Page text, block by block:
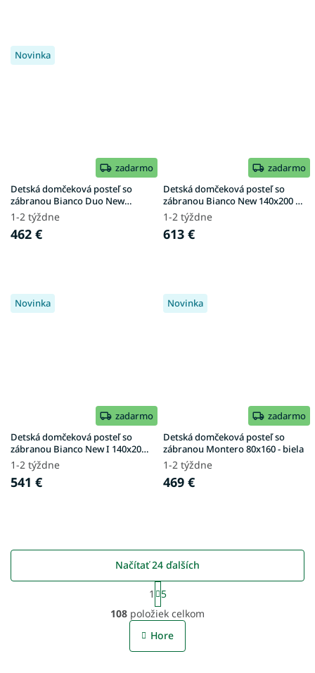
Novinka
zadarmo
Detská domčeková posteľ so
zábranou Bianco Duo New
90x190 - prírodná
1-2 týždne
462 €
zadarmo
Detská domčeková posteľ so
zábranou Bianco New 140x200 -
biela
1-2 týždne
613 €
Novinka
zadarmo
Detská domčeková posteľ so
zábranou Bianco New I 140x200 -
prírodná
1-2 týždne
541 €
Novinka
zadarmo
Detská domčeková posteľ so
zábranou Montero 80x160 - biela
1-2 týždne
469 €
O
v
l
Načítať 24 ďalších
S
t
r
á
n
1
5
108 položiek celkom
Hore